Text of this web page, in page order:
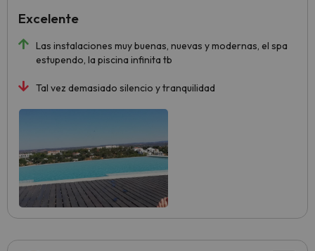
Las instalaciones muy buenas, nuevas y modernas, el spa
estupendo, la piscina infinita tb
Tal vez demasiado silencio y tranquilidad
Excelente